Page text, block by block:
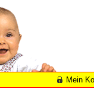
Mein